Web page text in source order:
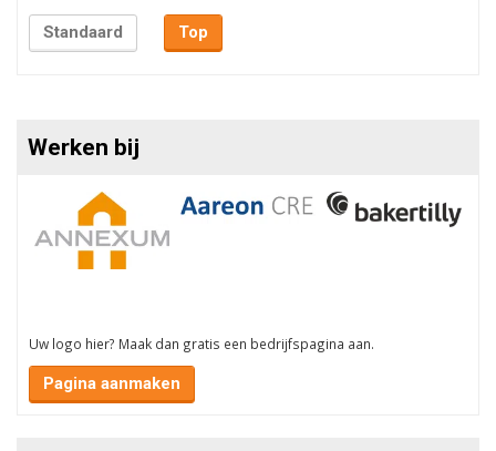
Standaard Top
Werken bij
Uw logo hier? Maak dan gratis een bedrijfspagina aan.
Pagina aanmaken